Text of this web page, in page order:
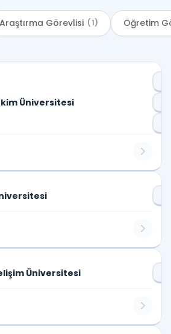
Araştırma Görevlisi (1) Öğretim
Üniversitesi
Üniversitesi